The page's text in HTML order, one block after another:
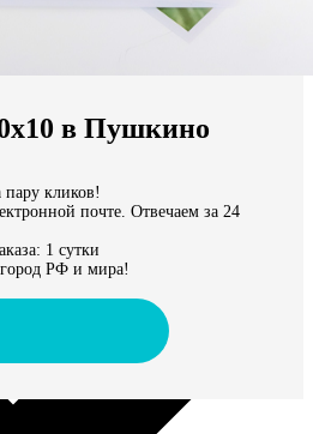
миру
в Пушкино
пару кликов!
почте. Отвечаем за 24
1 сутки
РФ и мира!